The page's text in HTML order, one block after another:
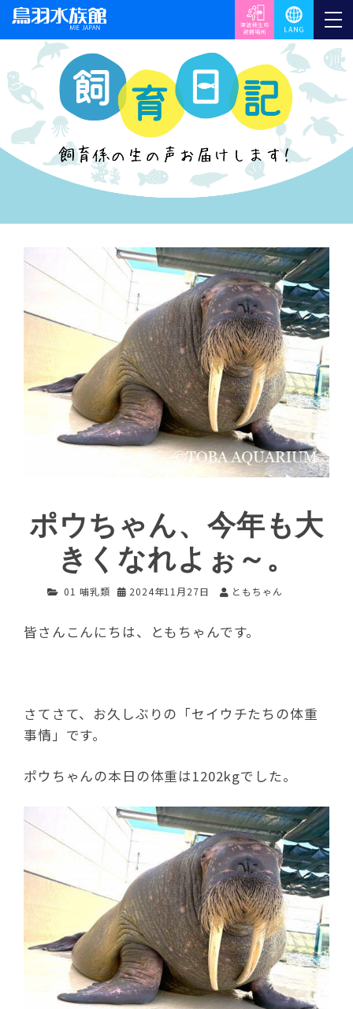
ポウちゃん、今年も大
きくなれよぉ～。
01 哺乳類 2024年11月27日 ともちゃん
皆さんこんにちは、ともちゃんです。
さてさて、お久しぶりの「セイウチたちの体重
事情」です。
ポウちゃんの本日の体重は1202kgでした。